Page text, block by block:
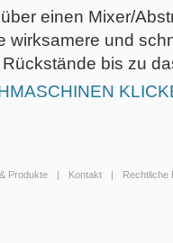
einen Mixer/
wirksamere und
bis zu
Produkte Kontakt Rechtliche